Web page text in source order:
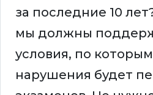
за последние 10
мы должны
условия, по
нарушения будет